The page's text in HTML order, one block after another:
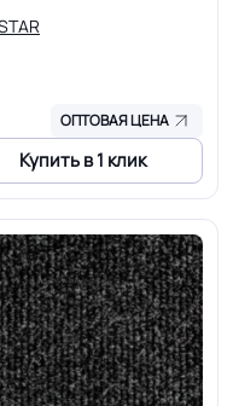
ОПТОВАЯ ЦЕНА
Купить в 1 клик